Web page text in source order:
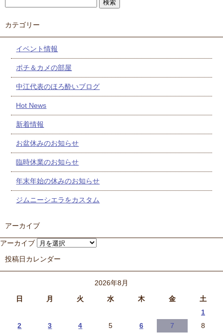
カテゴリー
イベント情報
ポチ＆カメの部屋
中江代表のほろ酔いブログ
Hot News
新着情報
お盆休みのお知らせ
臨時休業のお知らせ
年末年始の休みのお知らせ
ジムニーシエラをカスタム
アーカイブ
アーカイブ
投稿日カレンダー
2026年8月
日
月 火 水 木 金 土
1
2
3 4 5 6 7
8